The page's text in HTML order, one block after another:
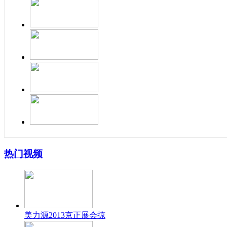
热门视频
美力源2013京正展会掠